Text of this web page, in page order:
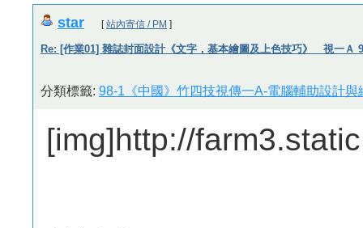
star [站內寄信 / PM ]
Re: [作業01] 雜誌封面設計《文字，基本繪圖及上色技巧》 視一Ａ
分類標籤: 98-1《中國》竹四技視傳一A-電腦輔助設計與
[img]http://